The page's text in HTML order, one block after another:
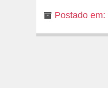
Postado em: